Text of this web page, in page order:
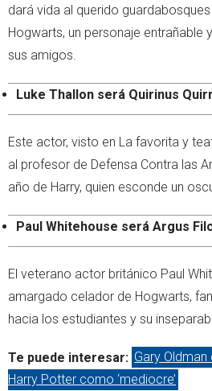
dará vida al querido
Hogwarts, un personaje entrañable
sus amigos.
Luke Thallon será Quirinus
Este actor, visto en La favorita y
al profesor de Defensa Contra las
año de Harry, quien esconde un
Paul Whitehouse será Argus
El veterano actor británico Paul
amargado celador de Hogwarts,
hacia los estudiantes y su
Te puede interesar: Gary
Harry Potter como ‘mediocre’